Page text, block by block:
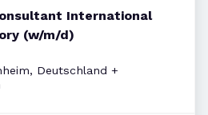
International
(w/m/d)
Deutschland +